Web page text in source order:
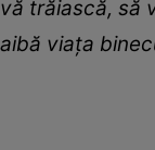
vă trăiască, să
aibă viața